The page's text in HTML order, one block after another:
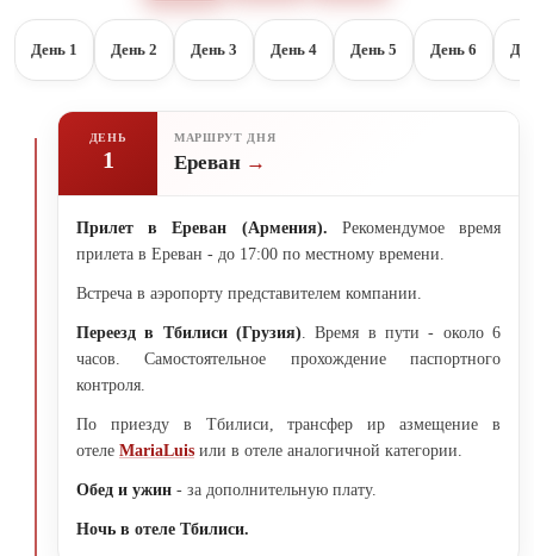
День 1 День 2 День 3 День 4 День 5 День 6
ДЕНЬ
1
МАРШРУТ ДНЯ
Ереван
Прилет в Ереван (Армения). Рекомендумое время
прилета в Ереван - до 17:00 по местному времени.
Встреча в аэропорту представителем компании.
Переезд в Тбилиси (Грузия) . Время в пути - около 6
часов. Самостоятельное прохождение паспортного
контроля.
По приезду в Тбилиси, трансфер ир азмещение в
отеле MariaLuis или в отеле аналогичной категории.
Обед и ужин - за дополнительную плату.
Ночь в отеле Тбилиси.